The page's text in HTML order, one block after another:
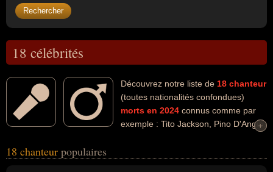
18 célébrités
Découvrez notre liste de 18 chanteur
(toutes nationalités confondues)
morts en 2024 connus comme par
exemple : Tito Jackson, Pino D'Angio,
Kristofferson, Sérgio Mendes, Pascal Danel, Charles Dumont... Ces
+
+
18 chanteur populaires